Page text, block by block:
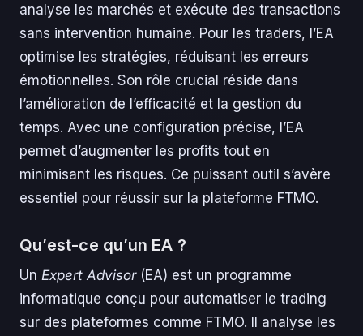
analyse les marchés et exécute des transactions
sans intervention humaine. Pour les traders, l’EA
optimise les stratégies, réduisant les erreurs
émotionnelles. Son rôle crucial réside dans
l’amélioration de l’efficacité et la gestion du
temps. Avec une configuration précise, l’EA
permet d’augmenter les profits tout en
minimisant les risques. Ce puissant outil s’avère
essentiel pour réussir sur la plateforme FTMO.
Qu’est-ce qu’un EA ?
Un Expert Advisor(EA) est un programme
informatique conçu pour automatiser le trading
sur des plateformes comme FTMO. Il analyse les